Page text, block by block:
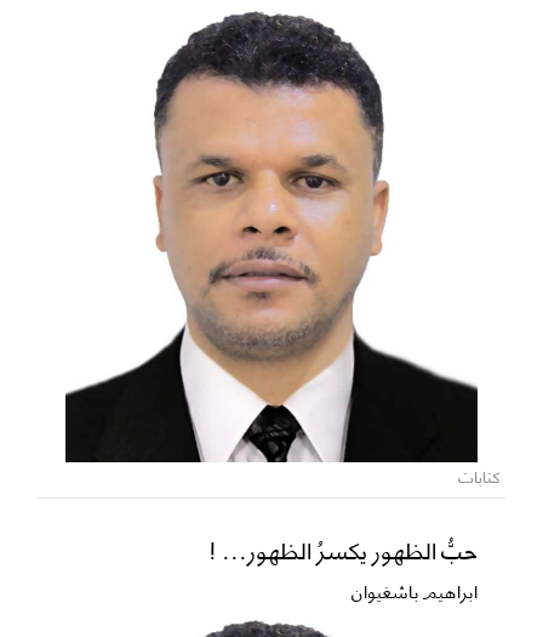
كتابات
حبُّ الظهور يكسرُ الظهور... !
ابراهيم باشغيوان